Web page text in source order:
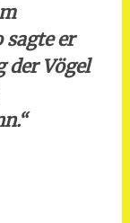
er
der Vögel